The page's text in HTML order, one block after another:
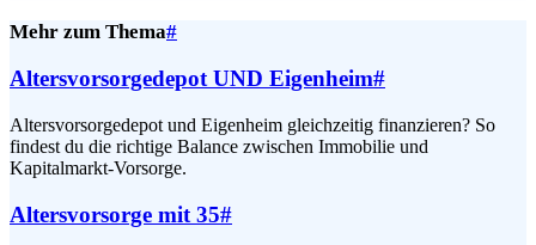
Mehr zum Thema#
Altersvorsorgedepot UND Eigenheim#
Altersvorsorgedepot und Eigenheim gleichzeitig finanzieren? So
findest du die richtige Balance zwischen Immobilie und
Kapitalmarkt-Vorsorge.
Altersvorsorge mit 35#